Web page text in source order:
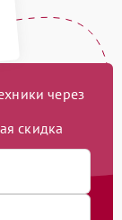
через
скидка